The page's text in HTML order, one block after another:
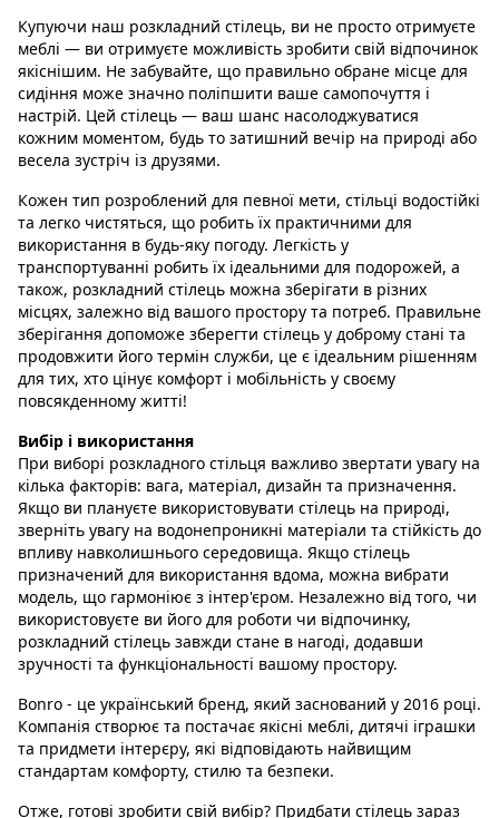
Купуючи наш розкладний стілець, ви не просто отримуєте
меблі — ви отримуєте можливість зробити свій відпочинок
якіснішим. Не забувайте, що правильно обране місце для
сидіння може значно поліпшити ваше самопочуття і
настрій. Цей стілець — ваш шанс насолоджуватися
кожним моментом, будь то затишний вечір на природі або
весела зустріч із друзями.
Кожен тип розроблений для певної мети, стільці водостійкі
та легко чистяться, що робить їх практичними для
використання в будь-яку погоду. Легкість у
транспортуванні робить їх ідеальними для подорожей, а
також, розкладний стілець можна зберігати в різних
місцях, залежно від вашого простору та потреб. Правильне
зберігання допоможе зберегти стілець у доброму стані та
продовжити його термін служби, це є ідеальним рішенням
для тих, хто цінує комфорт і мобільність у своєму
повсякденному житті!
Вибір і використання
При виборі розкладного стільця важливо звертати увагу на
кілька факторів: вага, матеріал, дизайн та призначення.
Якщо ви плануєте використовувати стілець на природі,
зверніть увагу на водонепроникні матеріали та стійкість до
впливу навколишнього середовища. Якщо стілець
призначений для використання вдома, можна вибрати
модель, що гармоніює з інтер'єром. Незалежно від того, чи
використовуєте ви його для роботи чи відпочинку,
розкладний стілець завжди стане в нагоді, додавши
зручності та функціональності вашому простору.
Bonro - це український бренд, який заснований у 2016 році.
Компанія створює та постачає якісні меблі, дитячі іграшки
та придмети інтерєру, які відповідають найвищим
стандартам комфорту, стилю та безпеки.
Отже, готові зробити свій вибір? Придбати стілець зараз